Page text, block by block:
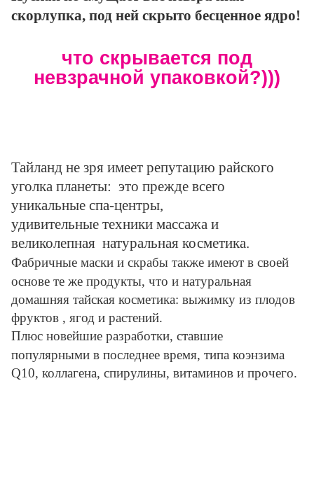
скорлупка, под ней скрыто бесценное ядро!
что скрывается под
невзрачной упаковкой?)))
Тайланд не зря имеет репутацию райского
уголка планеты: это прежде всего
уникальные спа-центры,
удивительные техники массажа и
великолепная натуральная косметика.
Фабричные маски и скрабы также имеют в своей
основе те же продукты, что и натуральная
домашняя тайская косметика: выжимку из плодов
фруктов , ягод и растений.
Плюс новейшие разработки, ставшие
популярными в последнее время, типа коэнзима
Q10, коллагена, спирулины, витаминов и прочего.